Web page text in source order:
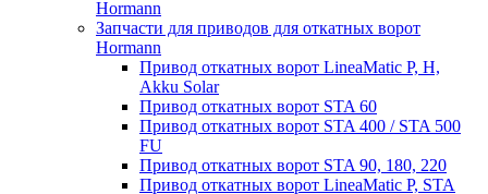
Hormann
Запчасти для приводов для откатных ворот
Hormann
Привод откатных ворот LineaMatic P, H,
Akku Solar
Привод откатных ворот STA 60
Привод откатных ворот STA 400 / STA 500
FU
Привод откатных ворот STA 90, 180, 220
Привод откатных ворот LineaMatic P, STA